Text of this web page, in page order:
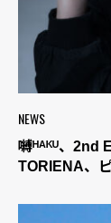
NEWS
嚩ᴴᴬᴷᵁ、2nd
TORIENA、